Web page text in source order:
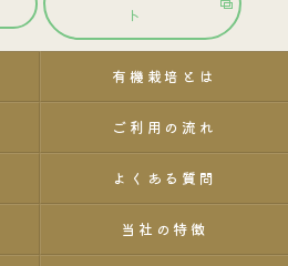
ト
有機栽培とは
ご利用の流れ
よくある質問
当社の特徴